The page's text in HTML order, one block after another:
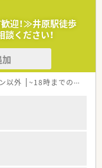
に応じて職種別・階層
は各種勉強会や集合研
ださい。
地場大手チェーン薬局
る薬局を目指して地域
店舗の薬局を展開する
ができるかを常に考え、
迎！≫井原駅徒歩
ください！
以外 ~18時までの職場